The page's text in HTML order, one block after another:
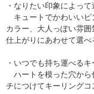
・なりたい印象によっ
キュートでかわいいピ
カラー、大人っぽい雰
仕上がりにあわせて選べ
・いつでも持ち運べる
ハートを模った穴から
チにつけてキーリングコ